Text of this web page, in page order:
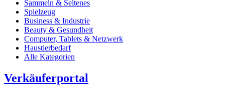
Sammeln & Seltenes
Spielzeug
Business & Industrie
Beauty & Gesundheit
Computer, Tablets & Netzwerk
Haustierbedarf
Alle Kategorien
Verkäuferportal